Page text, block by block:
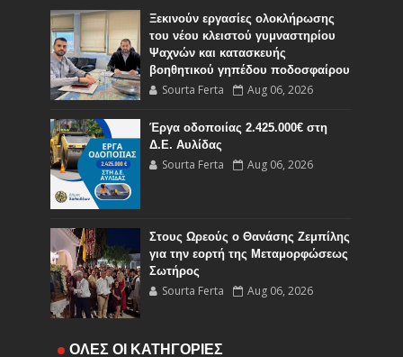
Ξεκινούν εργασίες ολοκλήρωσης
του νέου κλειστού γυμναστηρίου
Ψαχνών και κατασκευής
βοηθητικού γηπέδου ποδοσφαίρου
Sourta Ferta Aug 06, 2026
Έργα οδοποιίας 2.425.000€ στη
Δ.Ε. Αυλίδας
Sourta Ferta Aug 06, 2026
Στους Ωρεούς ο Θανάσης Ζεμπίλης
για την εορτή της Μεταμορφώσεως
Σωτήρος
Sourta Ferta Aug 06, 2026
Έναρξη εργασιών του Υποέργου 1
ΟΛΕΣ ΟΙ ΚΑΤΗΓΟΡΙΕΣ